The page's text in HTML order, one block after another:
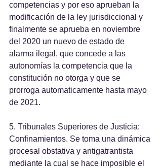
competencias y por eso aprueban la
modificación de la ley jurisdiccional y
finalmente se aprueba en noviembre
del 2020 un nuevo de estado de
alarma ilegal, que concede a las
autonomías la competencia que la
constitución no otorga y que se
prorroga automaticamente hasta mayo
de 2021.
5. Tribunales Superiores de Justicia:
Confinamientos. Se toma una dinámica
procesal obstativa y antigatrantista
mediante la cual se hace imposible el